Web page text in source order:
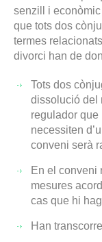
senzill i
que tots dos
termes
divorci han de
Tots dos
dissolució del
regulador que
necessiten
conveni serà
En el conveni
mesures
cas que hi
Han